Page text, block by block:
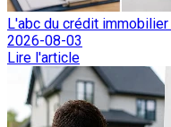
L'abc du crédit immobilier
2026-08-03
Lire l'article